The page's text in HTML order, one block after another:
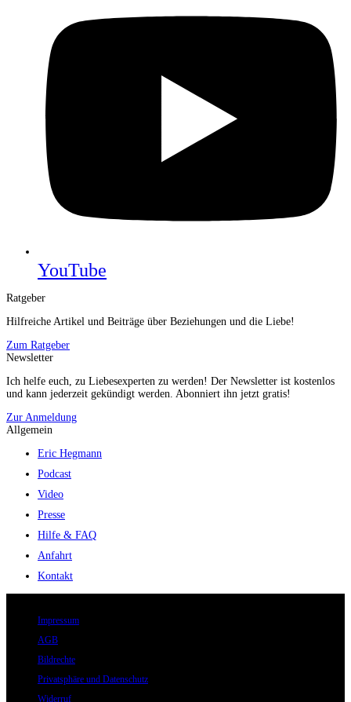
YouTube
Ratgeber
Hilfreiche Artikel und Beiträge über Beziehungen und die Liebe!
Zum Ratgeber
Newsletter
Ich helfe euch, zu Liebesexperten zu werden! Der Newsletter ist kostenlos
und kann jederzeit gekündigt werden. Abonniert ihn jetzt gratis!
Zur Anmeldung
Allgemein
Eric Hegmann
Podcast
Video
Presse
Hilfe & FAQ
Anfahrt
Kontakt
Impressum
AGB
Bildrechte
Privatsphäre und Datenschutz
Widerruf